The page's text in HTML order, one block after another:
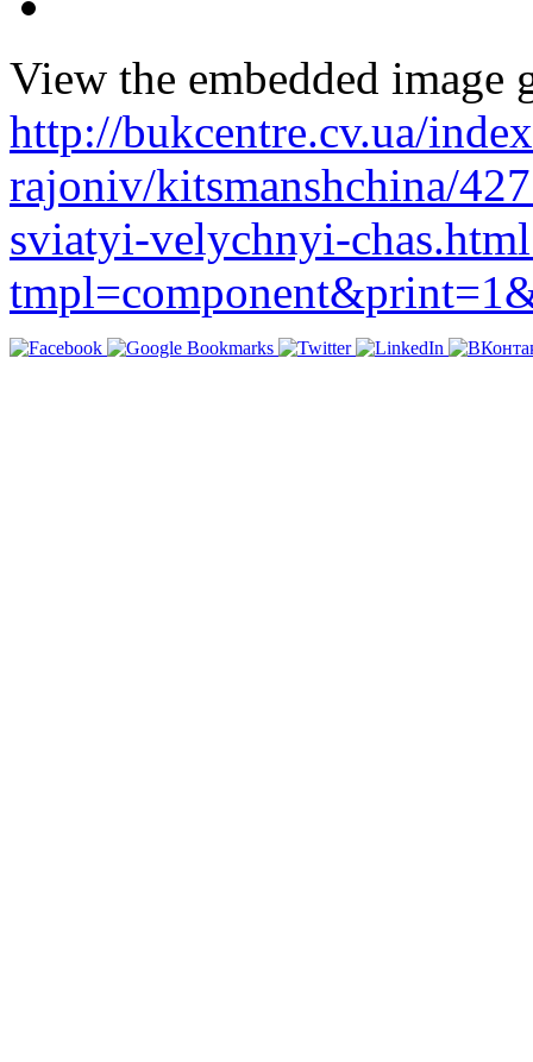
View the embedded image
http://bukcentre.cv.ua/
rajoniv/kitsmanshchina/
sviatyi-velychnyi-